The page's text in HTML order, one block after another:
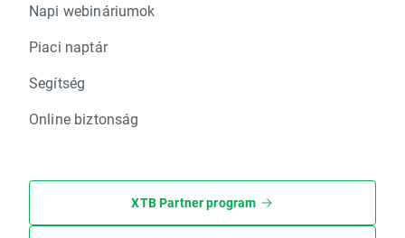
Napi webináriumok
Piaci naptár
Segítség
Online biztonság
XTB Partner program